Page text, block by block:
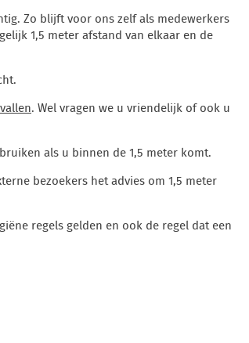
Zo blijft voor ons zelf als medewerkers
1,5 meter afstand van elkaar en de
. Wel vragen we u vriendelijk of ook u
als u binnen de 1,5 meter komt.
bezoekers het advies om 1,5 meter
regels gelden en ook de regel dat een